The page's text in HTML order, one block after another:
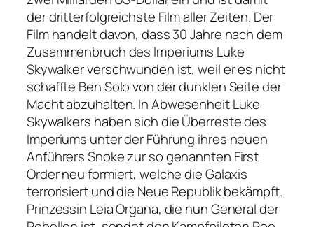
der dritterfolgreichste Film aller Zeiten. Der
Film handelt davon, dass 30 Jahre nach dem
Zusammenbruch des Imperiums Luke
Skywalker verschwunden ist, weil er es nicht
schaffte Ben Solo von der dunklen Seite der
Macht abzuhalten. In Abwesenheit Luke
Skywalkers haben sich die Überreste des
Imperiums unter der Führung ihres neuen
Anführers Snoke zur so genannten First
Order neu formiert, welche die Galaxis
terrorisiert und die Neue Republik bekämpft.
Prinzessin Leia Organa, die nun General der